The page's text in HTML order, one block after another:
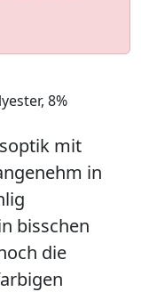
8%
mit
in
bisschen
die